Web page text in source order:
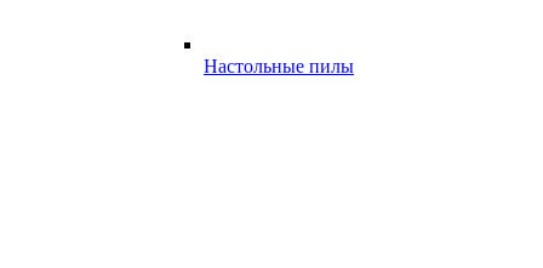
Настольные пилы